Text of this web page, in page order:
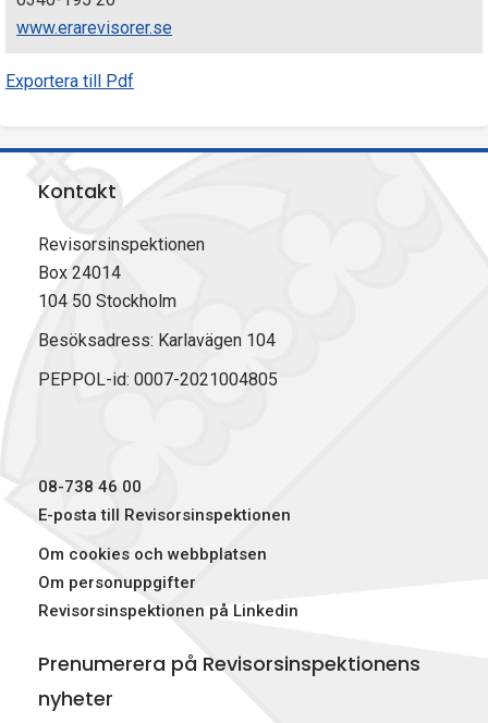
n
e
www.erarevisorer.se
Exportera till Pdf
Kontakt
Revisorsinspektionen
Box 24014
104 50 Stockholm
Besöksadress: Karlavägen 104
PEPPOL-id: 0007-2021004805
08-738 46 00
E-posta till Revisorsinspektionen
Om cookies och webbplatsen
Om personuppgifter
Revisorsinspektionen på Linkedin
Prenumerera på Revisorsinspektionens
nyheter